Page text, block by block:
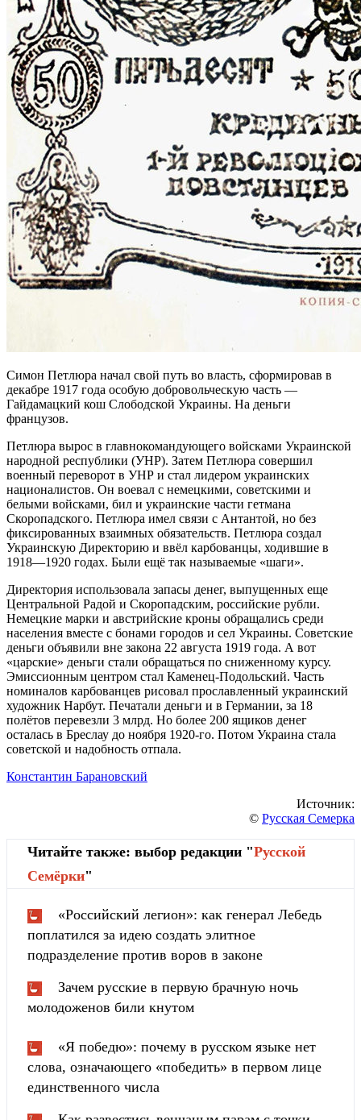
Симон Петлюра начал свой путь во власть, сформировав в
декабре 1917 года особую добровольческую часть —
Гайдамацкий кош Слободской Украины. На деньги
французов.
Петлюра вырос в главнокомандующего войсками Украинской
народной республики (УНР). Затем Петлюра совершил
военный переворот в УНР и стал лидером украинских
националистов. Он воевал с немецкими, советскими и
белыми войсками, бил и украинские части гетмана
Скоропадского. Петлюра имел связи с Антантой, но без
фиксированных взаимных обязательств. Петлюра создал
Украинскую Директорию и ввёл карбованцы, ходившие в
1918—1920 годах. Были ещё так называемые «шаги».
Директория использовала запасы денег, выпущенных еще
Центральной Радой и Скоропадским, российские рубли.
Немецкие марки и австрийские кроны обращались среди
населения вместе с бонами городов и сел Украины. Советские
деньги объявили вне закона 22 августа 1919 года. А вот
«царские» деньги стали обращаться по сниженному курсу.
Эмиссионным центром стал Каменец-Подольский. Часть
номиналов карбованцев рисовал прославленный украинский
художник Нарбут. Печатали деньги и в Германии, за 18
полётов перевезли 3 млрд. Но более 200 ящиков денег
осталась в Бреслау до ноября 1920-го. Потом Украина стала
советской и надобность отпала.
Константин Барановский
Источник:
© Русская Семерка
Читайте также: выбор редакции "Русской
Cемёрки"
«Российский легион»: как генерал Лебедь
поплатился за идею создать элитное
подразделение против воров в законе
Зачем русские в первую брачную ночь
молодоженов били кнутом
«Я победю»: почему в русском языке нет
слова, означающего «победить» в первом лице
единственного числа